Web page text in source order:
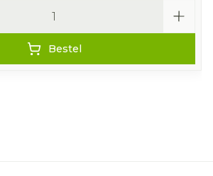
Bestel